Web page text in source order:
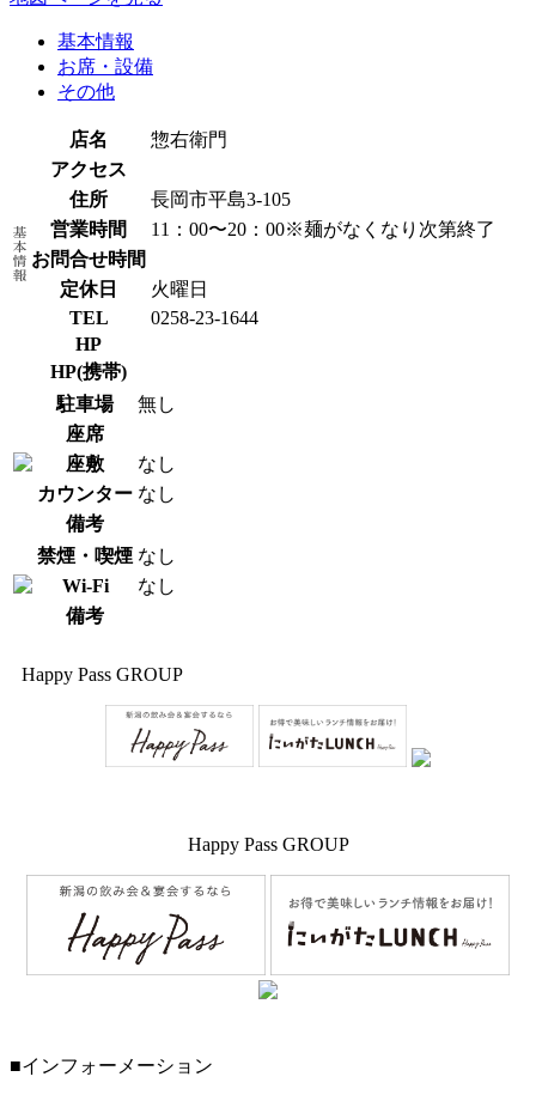
基本情報
お席・設備
その他
店名
惣右衛門
アクセス
住所
長岡市平島3-105
営業時間
11：00〜20：00※麺がなくなり次第終了
お問合せ時間
定休日
火曜日
TEL
0258-23-1644
HP
HP(携帯)
駐車場
無し
座席
座敷
なし
カウンター なし
備考
禁煙・喫煙 なし
Wi-Fi
なし
備考
Happy Pass GROUP
Happy Pass GROUP
■インフォーメーション